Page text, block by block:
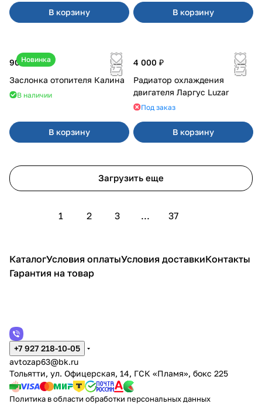
В корзину В корзину
Новинка
900 ₽
Заслонка отопителя Калина
В наличии
В корзину
4 000 ₽
Радиатор охлаждения
двигателя Ларгус Luzar
Под заказ
В корзину
Загрузить еще
1 2 3 ... 37
КаталогУсловия оплатыУсловия доставкиКонтакты
Гарантия на товар
+7 927 218-10-05
avtozap63@bk.ru
Тольятти, ул. Офицерская, 14, ГСК «Пламя», бокс 225
Политика в области обработки персональных данных